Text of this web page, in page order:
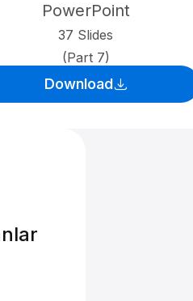
PowerPoint
37 Slides
(Part 7)
Download